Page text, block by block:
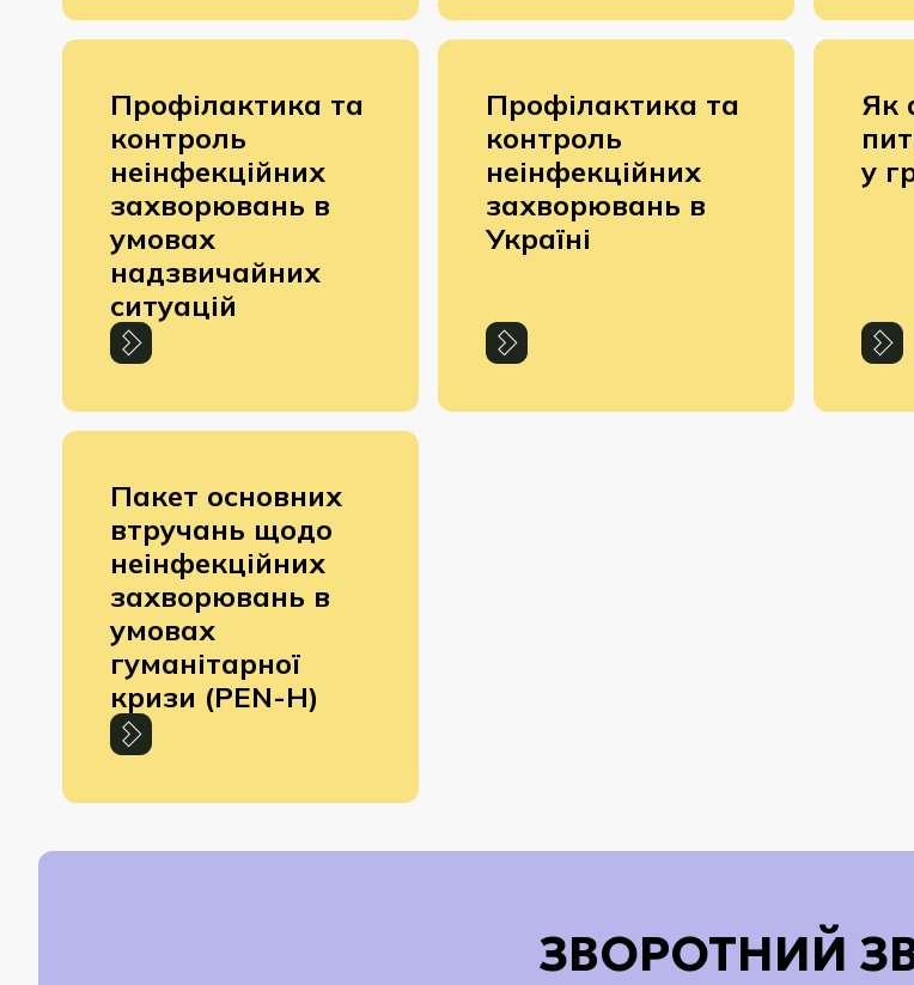
Профілактика та
контроль
неінфекційних
захворювань в
умовах
надзвичайних
ситуацій
Профілактика та
контроль
неінфекційних
захворювань в
Україні
Як
у
Пакет основних
втручань щодо
неінфекційних
захворювань в
умовах
гуманітарної
кризи (PEN-H)
ЗВОРОТНИЙ